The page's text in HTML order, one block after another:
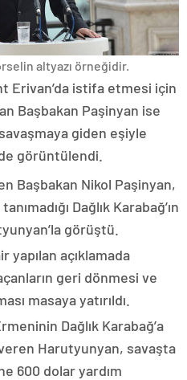
altyazı örneğidir.
Erivan’da istifa etmesi için
Başbakan Paşinyan ise
giden eşiyle
görüntülendi.
Başbakan Nikol Paşinyan,
Dağlık Karabağ’ın
görüştü.
yapılan açıklamada
geri dönmesi ve
masaya yatırıldı.
Dağlık Karabağ’a
Harutyunyan, savaşta
600 dolar yardım